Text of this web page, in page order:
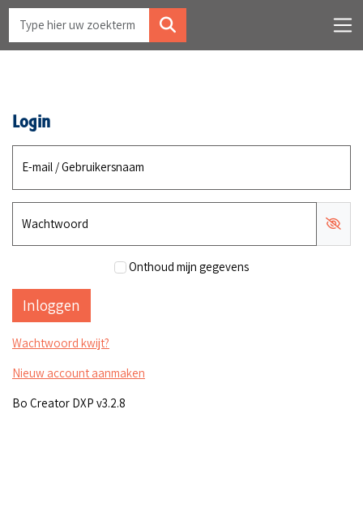
Login
E-mail / Gebruikersnaam
Wachtwoord
Onthoud mijn gegevens
Wachtwoord kwijt?
Nieuw account aanmaken
Bo Creator DXP v3.2.8